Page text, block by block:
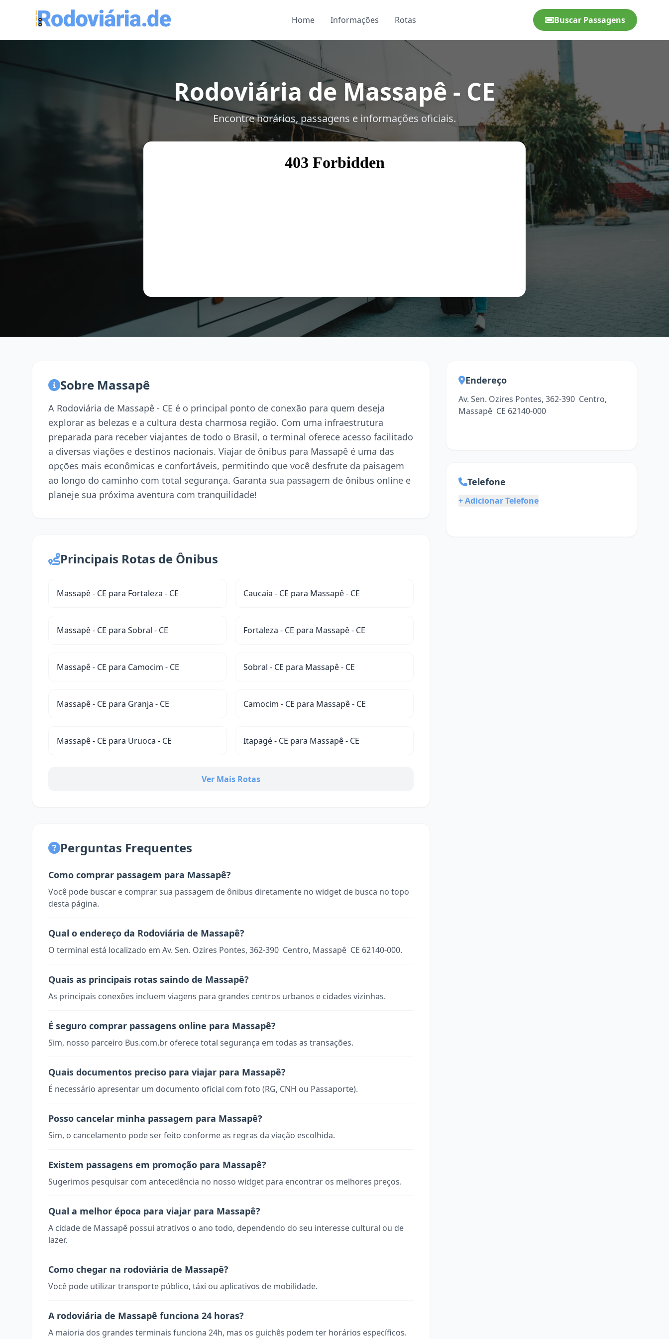
Home Informações Rotas Buscar Passagens
Rodoviária de Massapê - CE
Encontre horários, passagens e informações oficiais.
Sobre Massapê
A Rodoviária de Massapê - CE é o principal ponto de conexão para quem deseja
explorar as belezas e a cultura desta charmosa região. Com uma infraestrutura
preparada para receber viajantes de todo o Brasil, o terminal oferece acesso facilitado
a diversas viações e destinos nacionais. Viajar de ônibus para Massapê é uma das
opções mais econômicas e confortáveis, permitindo que você desfrute da paisagem
ao longo do caminho com total segurança. Garanta sua passagem de ônibus online e
planeje sua próxima aventura com tranquilidade!
Principais Rotas de Ônibus
Massapê - CE para Fortaleza - CE Caucaia - CE para Massapê - CE
Massapê - CE para Sobral - CE Fortaleza - CE para Massapê - CE
Massapê - CE para Camocim - CE Sobral - CE para Massapê - CE
Massapê - CE para Granja - CE Camocim - CE para Massapê - CE
Massapê - CE para Uruoca - CE Itapagé - CE para Massapê - CE
Ver Mais Rotas
Perguntas Frequentes
Como comprar passagem para Massapê?
Você pode buscar e comprar sua passagem de ônibus diretamente no widget de busca no topo
desta página.
Qual o endereço da Rodoviária de Massapê?
O terminal está localizado em Av. Sen. Ozires Pontes, 362-390  Centro, Massapê  CE 62140-000.
Quais as principais rotas saindo de Massapê?
As principais conexões incluem viagens para grandes centros urbanos e cidades vizinhas.
É seguro comprar passagens online para Massapê?
Sim, nosso parceiro Bus.com.br oferece total segurança em todas as transações.
Quais documentos preciso para viajar para Massapê?
É necessário apresentar um documento oficial com foto (RG, CNH ou Passaporte).
Posso cancelar minha passagem para Massapê?
Sim, o cancelamento pode ser feito conforme as regras da viação escolhida.
Existem passagens em promoção para Massapê?
Sugerimos pesquisar com antecedência no nosso widget para encontrar os melhores preços.
Qual a melhor época para viajar para Massapê?
A cidade de Massapê possui atrativos o ano todo, dependendo do seu interesse cultural ou de
lazer.
Como chegar na rodoviária de Massapê?
Você pode utilizar transporte público, táxi ou aplicativos de mobilidade.
A rodoviária de Massapê funciona 24 horas?
A maioria dos grandes terminais funciona 24h, mas os guichês podem ter horários específicos.
Endereço
Av. Sen. Ozires Pontes, 362-390  Centro,
Massapê  CE 62140-000
Telefone
+ Adicionar Telefone